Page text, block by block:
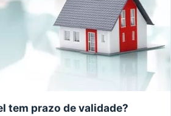
tem prazo de validade?